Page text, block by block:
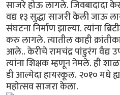
साजरे होऊ लागले. जिवबादादा
वद्य १३ सुद्धा साजरी केली जाऊ
संघटना निर्माण झाल्या. त्यांना
करु लागले. त्यातील काही
आले.. केरीचे रामचंद्र पांडुरंग वैद्य
त्यांना शिक्षक म्हणून नेमले. ही
डी आल्मेदा हायस्कूल. २०१० मधे
महोत्सव साजरा केला.